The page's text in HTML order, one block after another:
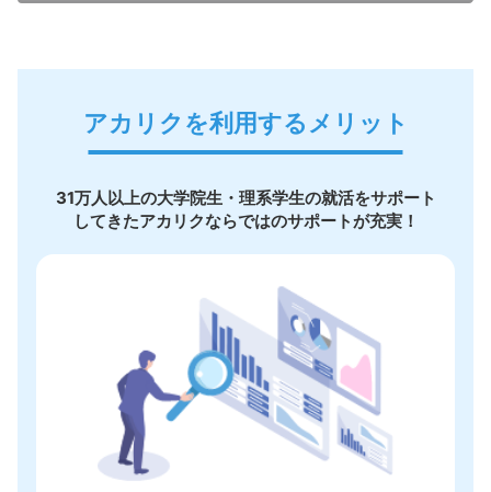
アカリクを利用するメリット
31万人以上の大学院生・理系学生の就活をサポート
してきたアカリクならではのサポートが充実！